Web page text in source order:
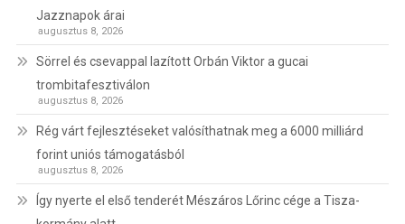
Jazznapok árai
augusztus 8, 2026
Sörrel és csevappal lazított Orbán Viktor a gucai
trombitafesztiválon
augusztus 8, 2026
Rég várt fejlesztéseket valósíthatnak meg a 6000 milliárd
forint uniós támogatásból
augusztus 8, 2026
Így nyerte el első tenderét Mészáros Lőrinc cége a Tisza-